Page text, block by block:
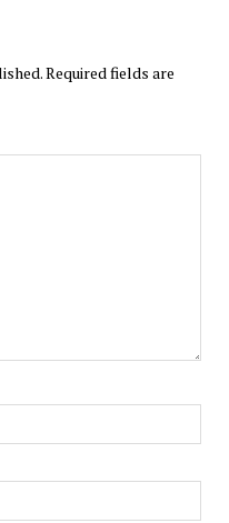
Required fields are